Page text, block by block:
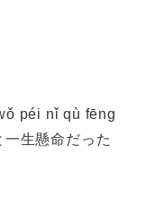
péi nǐ qù fēng
生懸命だった